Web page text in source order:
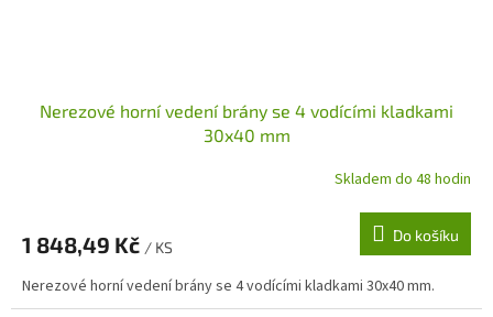
Nerezové horní vedení brány se 4 vodícími kladkami
30x40 mm
Skladem do 48 hodin
1 848,49 Kč / KS
Do košíku
Nerezové horní vedení brány se 4 vodícími kladkami 30x40 mm.